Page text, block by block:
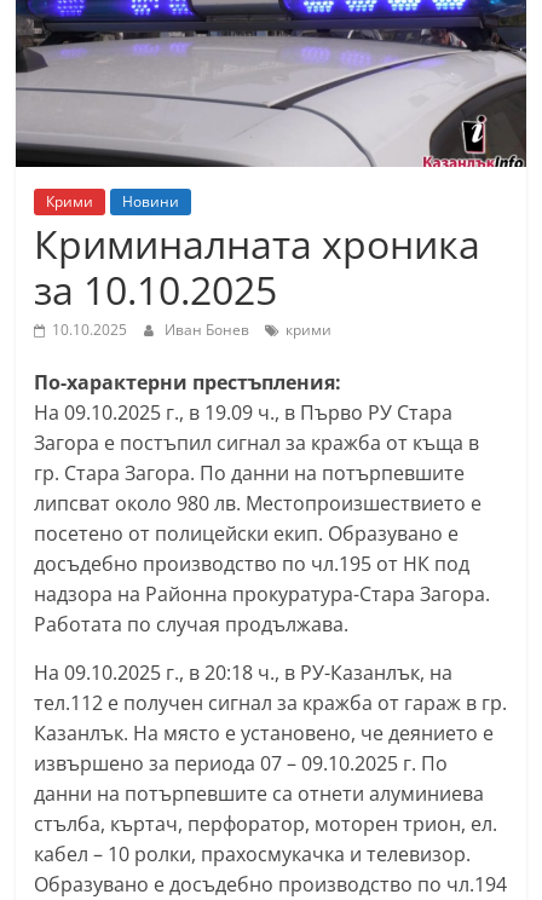
т
К
а
а
н
ъ
и
б
л
а
с
т
С
т
а
р
а
З
а
г
о
р
Крими Новини
Криминалната хроника
за 10.10.2025
10.10.2025 Иван Бонев крими
По-характерни престъпления:
На 09.10.2025 г., в 19.09 ч., в Първо РУ Стара
Загора е постъпил сигнал за кражба от къща в
гр. Стара Загора. По данни на потърпeвшите
липсват около 980 лв. Местопроизшествието е
посетено от полицейски екип. Образувано е
досъдебно производство по чл.195 от НК под
надзора на Районна прокуратура-Стара Загора.
Работата по случая продължава.
На 09.10.2025 г., в 20:18 ч., в РУ-Казанлък, на
тел.112 е получен сигнал за кражба от гараж в гр.
Казанлък. На място е установено, че деянието е
извършено за периода 07 – 09.10.2025 г. По
данни на потърпевшите са отнети алуминиева
стълба, къртач, перфоратор, моторен трион, ел.
кабел – 10 ролки, прахосмукачка и телевизор.
Образувано е досъдебно производство по чл.194